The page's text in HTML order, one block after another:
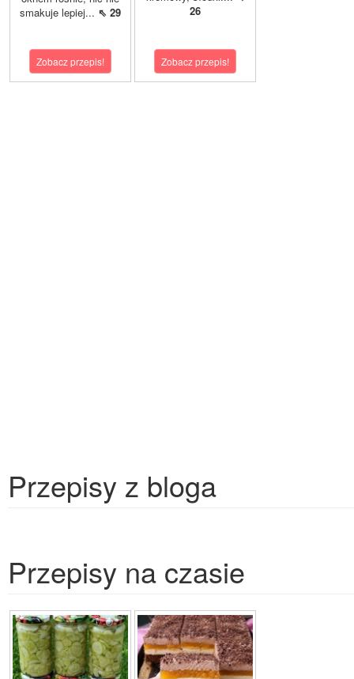
smakuje lepiej... ⇖ 29
Zobacz przepis!
26
Zobacz przepis!
Przepisy z bloga
Przepisy na czasie